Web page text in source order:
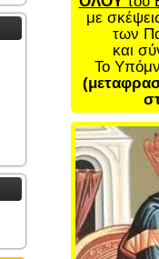
με
των
και
Το